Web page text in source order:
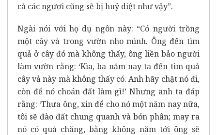
cả các ngươi cũng sẽ bị huỷ diệt như vậy”.
Ngài nói với họ dụ ngôn này: “Có người trồng
một cây vả trong vườn nho mình. Ông đến tìm
quả ở cây đó mà không thấy, ông liền bảo người
làm vườn rằng: ‘Kìa, ba năm nay ta đến tìm quả
cây vả này mà không thấy có. Anh hãy chặt nó đi,
còn để nó choán đất làm gì!’ Nhưng anh ta đáp
rằng: ‘Thưa ông, xin để cho nó một năm nay nữa,
tôi sẽ đào đất chung quanh và bón phân; may ra
nó có quả chăng, bằng không năm tới ông sẽ